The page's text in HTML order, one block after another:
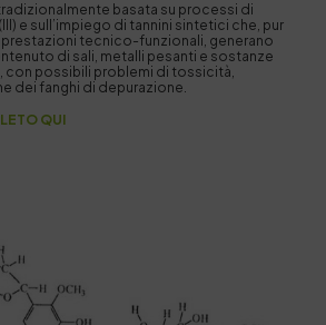
basata su processi di
e sull’impiego di tannini sintetici che, pur
tecnico-funzionali, generano
di sali, metalli pesanti e sostanze
con possibili problemi di tossicità,
dei fanghi di depurazione.
QUI